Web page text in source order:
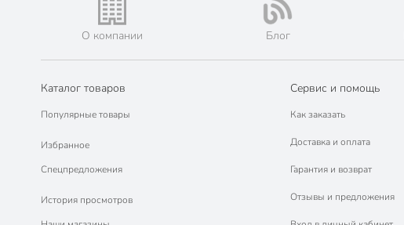
О компании Блог
Каталог товаров
Популярные товары
Избранное
Спецпредложения
История просмотров
Сервис и помощь
Как заказать
Доставка и оплата
Гарантия и возврат
Отзывы и предложения